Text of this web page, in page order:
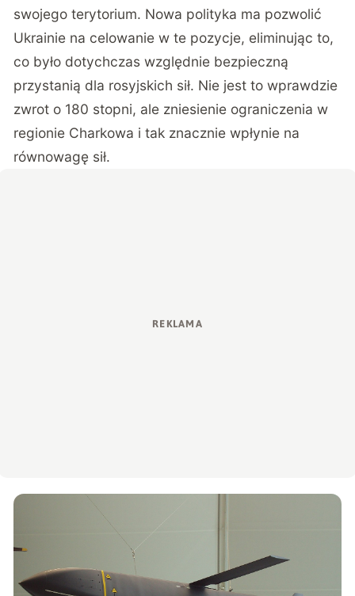
swojego terytorium. Nowa polityka ma pozwolić
Ukrainie na celowanie w te pozycje, eliminując to,
co było dotychczas względnie bezpieczną
przystanią dla rosyjskich sił. Nie jest to wprawdzie
zwrot o 180 stopni, ale zniesienie ograniczenia w
regionie Charkowa i tak znacznie wpłynie na
równowagę sił.